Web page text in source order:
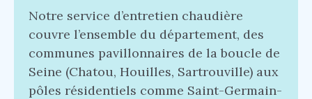
Notre service d’entretien chaudière
couvre l’ensemble du département, des
communes pavillonnaires de la boucle de
Seine (Chatou, Houilles, Sartrouville) aux
pôles résidentiels comme Saint-Germain-